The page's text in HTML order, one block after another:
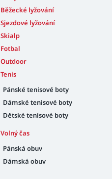
Běžecké lyžování
Sjezdové lyžování
Skialp
Fotbal
Outdoor
Tenis
Pánské tenisové boty
Dámské tenisové boty
Dětské tenisové boty
Volný čas
Pánská obuv
Dámská obuv